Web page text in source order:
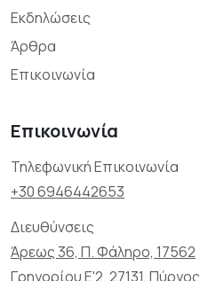
Εκδηλώσεις
Άρθρα
Επικοινωνία
Επικοινωνία
Τηλεφωνική Επικοινωνία
+30 6946442653
Διευθύνσεις
Άρεως 36, Π. Φάληρο, 17562
Γρηγορίου Ε'2, 27131, Πύργος